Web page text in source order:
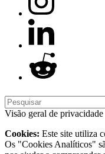
Visão geral de privacidade
Cookies: Este site utiliza
Os "Cookies Analíticos"